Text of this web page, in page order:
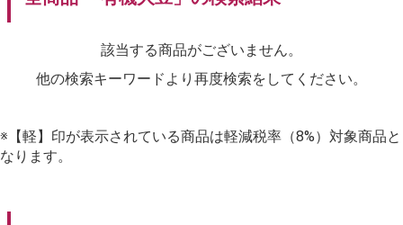
該当する商品がございません。
他の検索キーワードより再度検索をしてください。
※【軽】印が表示されている商品は軽減税率（8%）対象商品と
なります。